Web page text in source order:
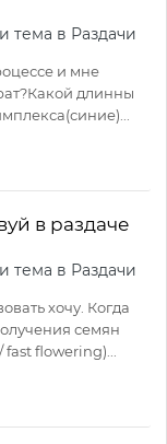
тема в Раздачи
и мне
длинны
в раздаче
тема в Раздачи
хочу. Когда
семян
flowering)...